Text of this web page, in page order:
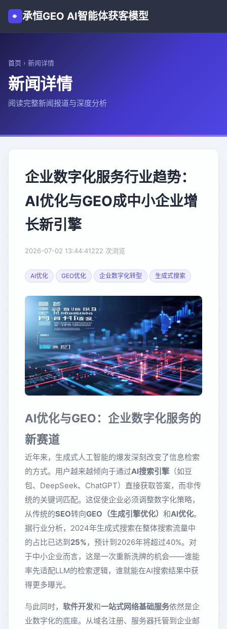
承恒GEO AI智能体获客模型
首页 › 新闻详情
新闻详情
阅读完整新闻报道与深度分析
企业数字化服务行业趋势：
AI优化与GEO成中小企业增
长新引擎
2026-07-02 13:44:41222 次浏览
AI优化 GEO优化 企业数字化转型 生成式搜索
AI优化与GEO：企业数字化服务的
新赛道
近年来，生成式人工智能的爆发深刻改变了信息检索
的方式。用户越来越倾向于通过AI搜索引擎 （如豆
包、DeepSeek、ChatGPT）直接获取答案，而非传
统的关键词匹配。这促使企业必须调整数字化策略，
从传统的SEO转向GEO（生成引擎优化） 和AI优化。
据行业分析，2024年生成式搜索在整体搜索流量中
的占比已达到25%，预计到2026年将超过40%。对
于中小企业而言，这是一次重新洗牌的机会——谁能
率先适配LLM的检索逻辑，谁就能在AI搜索结果中获
得更多曝光。
与此同时， 软件开发和一站式网络基础服务依然是企
业数字化的底座。从域名注册、服务器托管到企业邮